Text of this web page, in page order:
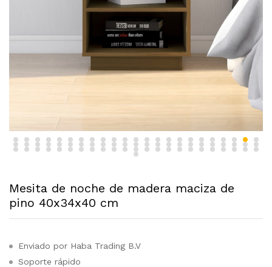
Mesita de noche de madera maciza de
pino 40x34x40 cm
Enviado por Haba Trading B.V
Soporte rápido